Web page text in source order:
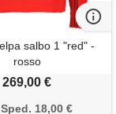
salbo 1 "red" -
rosso
269,00 €
Sped. 18,00 €